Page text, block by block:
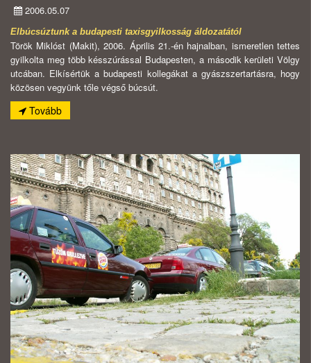
2006.05.07
Elbúcsúztunk a budapesti taxisgyilkosság áldozatától
Török Miklóst (Makit), 2006. Április 21.-én hajnalban, ismeretlen tettes
gyilkolta meg több késszúrással Budapesten, a második kerületi Völgy
utcában. Elkísértük a budapesti kollegákat a gyászszertartásra, hogy
közösen vegyünk tőle végső búcsút.
Tovább